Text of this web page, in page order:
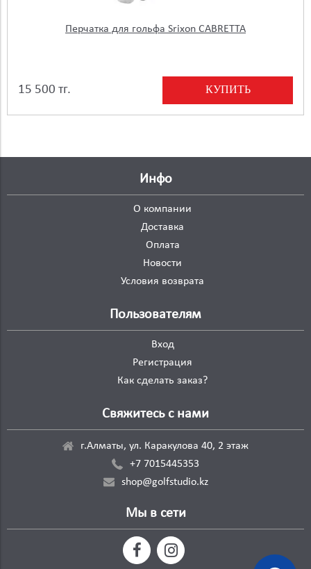
Перчатка для гольфа Srixon CABRETTA
15 500 тг. КУПИТЬ
Инфо
О компании
Доставка
Оплата
Новости
Условия возврата
Пользователям
Вход
Регистрация
Как сделать заказ?
Свяжитесь с нами
г.Алматы, ул. Каракулова 40, 2 этаж
+7 7015445353
shop@golfstudio.kz
Мы в сети